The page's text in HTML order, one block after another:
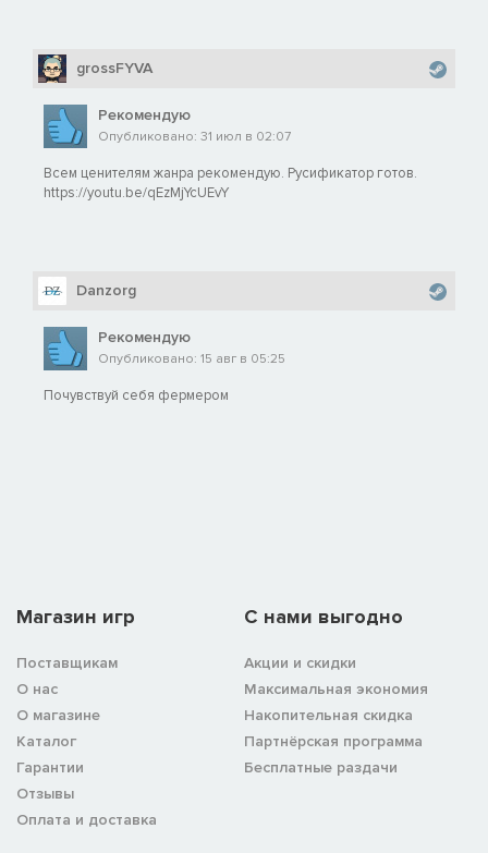
grossFYVA
Рекомендую
Опубликовано: 31 июл в 02:07
Всем ценителям жанра рекомендую. Русификатор готов.
https://youtu.be/qEzMjYcUEvY
Danzorg
Рекомендую
Опубликовано: 15 авг в 05:25
Почувствуй себя фермером
Магазин игр
Поставщикам
О нас
О магазине
Каталог
Гарантии
Отзывы
Оплата и доставка
C нами выгодно
Акции и скидки
Максимальная экономия
Накопительная скидка
Партнёрская программа
Бесплатные раздачи